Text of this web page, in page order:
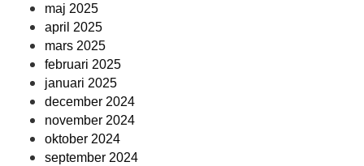
maj 2025
april 2025
mars 2025
februari 2025
januari 2025
december 2024
november 2024
oktober 2024
september 2024